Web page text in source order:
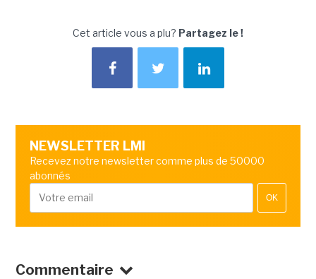
Cet article vous a plu? Partagez le !
NEWSLETTER LMI
Recevez notre newsletter comme plus de 50000
abonnés
OK
Commentaire